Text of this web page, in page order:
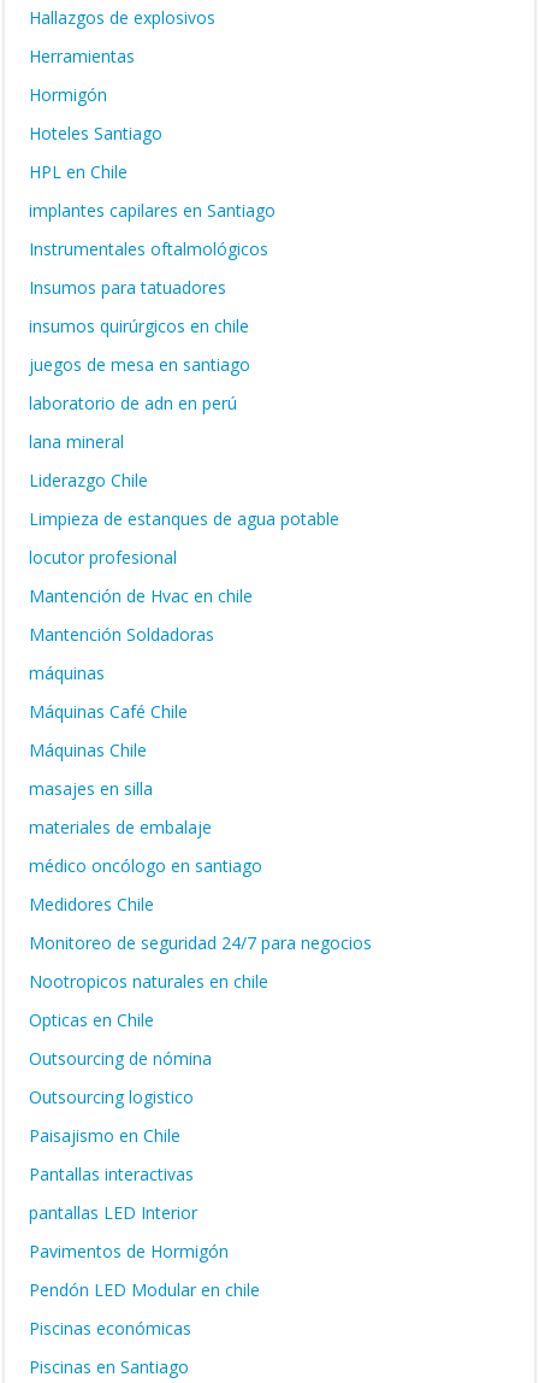
Hallazgos de explosivos
Herramientas
Hormigón
Hoteles Santiago
HPL en Chile
implantes capilares en Santiago
Instrumentales oftalmológicos
Insumos para tatuadores
insumos quirúrgicos en chile
juegos de mesa en santiago
laboratorio de adn en perú
lana mineral
Liderazgo Chile
Limpieza de estanques de agua potable
locutor profesional
Mantención de Hvac en chile
Mantención Soldadoras
máquinas
Máquinas Café Chile
Máquinas Chile
masajes en silla
materiales de embalaje
médico oncólogo en santiago
Medidores Chile
Monitoreo de seguridad 24/7 para negocios
Nootropicos naturales en chile
Opticas en Chile
Outsourcing de nómina
Outsourcing logistico
Paisajismo en Chile
Pantallas interactivas
pantallas LED Interior
Pavimentos de Hormigón
Pendón LED Modular en chile
Piscinas económicas
Piscinas en Santiago